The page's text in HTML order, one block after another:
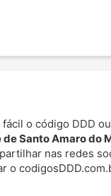
o código DDD
de Santo Amaro do
nas redes
o